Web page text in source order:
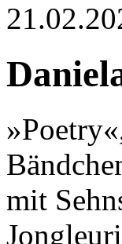
mit